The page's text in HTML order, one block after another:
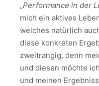
„Performance in der
mich ein aktives
welches natürlich
diese konkreten
zweitrangig, denn
und diesen möchte
und meinen